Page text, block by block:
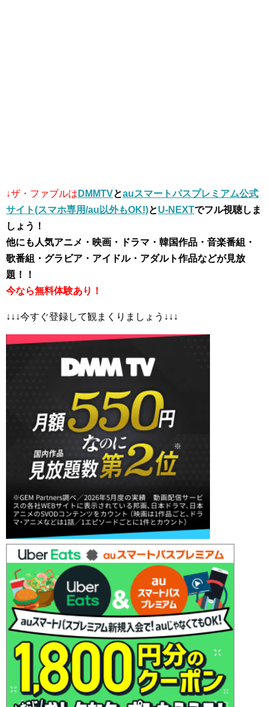
↓ザ・ファブルは DMMTVとauスマートパスプレミアム公式
サイト(スマホ専用/au以外もOK!)とU-NEXTでフル視聴しま
しょう！
他にも人気アニメ・映画・ドラマ・韓国作品・音楽番組・
歌番組・グラビア・アイドル・アダルト作品などが見放
題！！
今なら無料体験あり！
↓↓↓今すぐ登録して観まくりましょう↓↓↓